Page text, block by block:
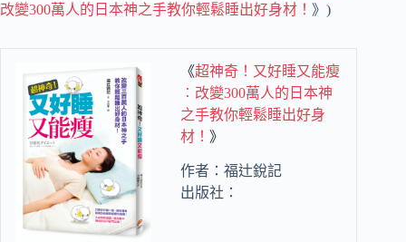
改變300萬人的日本神之手教你輕鬆睡出好身材！ 》)
《超神奇！又好睡又能瘦
︰改變300萬人的日本神
之手教你輕鬆睡出好身
材！ 》
作者：福辻銳記
出版社：